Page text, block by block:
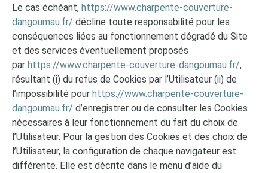
Le cas échéant, https://www.charpente-couverture-
dangoumau.fr/ décline toute responsabilité pour les
conséquences liées au fonctionnement dégradé du Site
et des services éventuellement proposés
par https://www.charpente-couverture-dangoumau.fr/,
résultant (i) du refus de Cookies par l’Utilisateur (ii) de
l’impossibilité pour https://www.charpente-couverture-
dangoumau.fr/ d’enregistrer ou de consulter les Cookies
nécessaires à leur fonctionnement du fait du choix de
l’Utilisateur. Pour la gestion des Cookies et des choix de
l’Utilisateur, la configuration de chaque navigateur est
différente. Elle est décrite dans le menu d’aide du